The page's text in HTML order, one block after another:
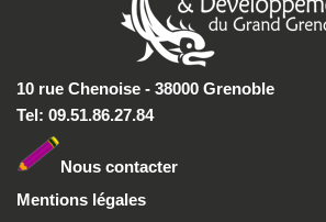
10 rue Chenoise - 38000 Grenoble
Tel: 09.51.86.27.84
Nous contacter
Mentions légales